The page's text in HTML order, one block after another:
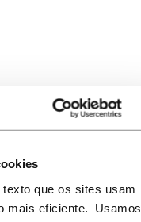
que os sites usam
mais eficiente. Usamos